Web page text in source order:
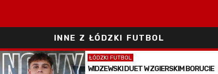
INNE Z ŁÓDZKI FUTBOL
ŁÓDZKI FUTBOL
WIDZEWSKI DUET W ZGIERSKIM BORUCIE